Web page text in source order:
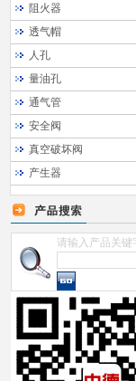
阻火器
透气帽
人孔
量油孔
通气管
安全阀
真空破坏阀
产生器
请输入产品关键